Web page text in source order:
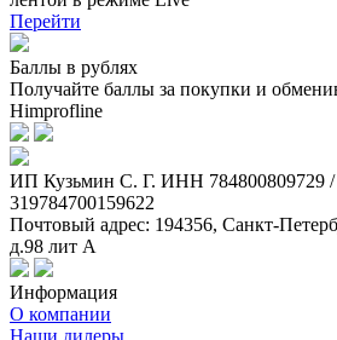
Перейти
Баллы в рублях
Получайте баллы за покупки и
Himprofline
ИП Кузьмин C. Г. ИНН
319784700159622
Почтовый адрес: 194356, Санкт-
д.98 лит А
Информация
О компании
Наши дилеры